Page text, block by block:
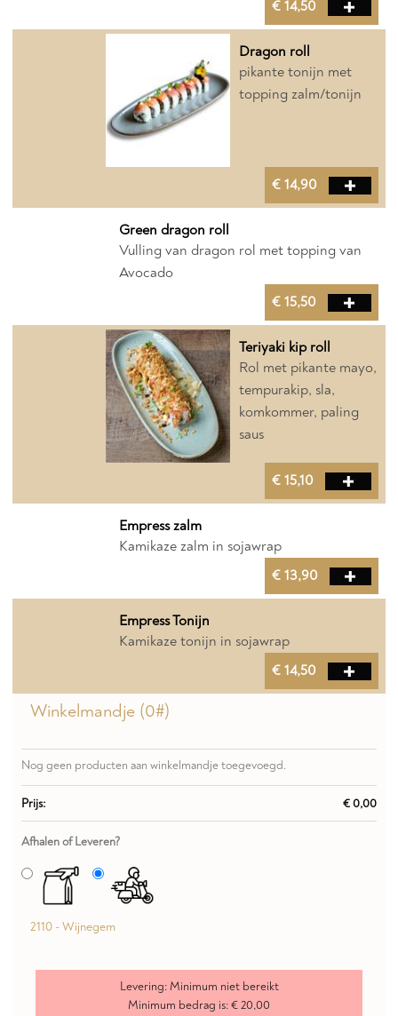
€ 14,50
Dragon roll
pikante tonijn met
topping zalm/tonijn
€ 14,90
Green dragon roll
​Vulling van dragon rol met topping van
Avocado
€ 15,50
Teriyaki kip roll
Rol met pikante mayo,
tempurakip, sla,
komkommer, paling
saus
€ 15,10
Empress zalm
Kamikaze zalm in sojawrap
€ 13,90
Empress Tonijn
Kamikaze tonijn in sojawrap
€ 14,50
Winkelmandje (0#)
Nog geen producten aan winkelmandje toegevoegd.
Prijs: € 0,00
Afhalen of Leveren?
2110 - Wijnegem
Levering:Minimum niet bereikt
Minimum bedrag is:€ 20,00